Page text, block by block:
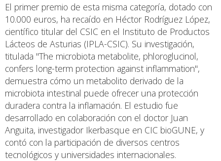
El primer premio de esta misma categoría, dotado con
10.000 euros, ha recaído en Héctor Rodríguez López,
científico titular del CSIC en el Instituto de Productos
Lácteos de Asturias (IPLA-CSIC). Su investigación,
titulada "The microbiota metabolite, phloroglucinol,
confers long-term protection against inflammation",
demuestra cómo un metabolito derivado de la
microbiota intestinal puede ofrecer una protección
duradera contra la inflamación. El estudio fue
desarrollado en colaboración con el doctor Juan
Anguita, investigador Ikerbasque en CIC bioGUNE, y
contó con la participación de diversos centros
tecnológicos y universidades internacionales.